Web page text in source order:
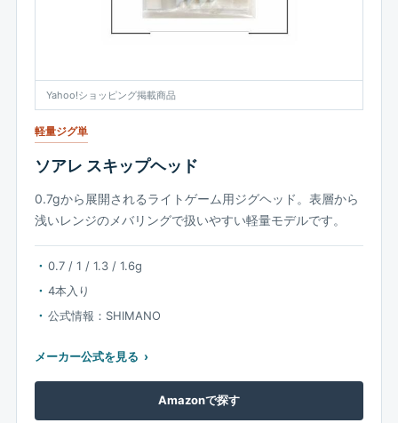
Yahoo!ショッピング掲載商品
軽量ジグ単
ソアレ スキップヘッド
0.7gから展開されるライトゲーム用ジグヘッド。表層から
浅いレンジのメバリングで扱いやすい軽量モデルです。
0.7 / 1 / 1.3 / 1.6g
4本入り
公式情報：SHIMANO
メーカー公式を見る
Amazonで探す